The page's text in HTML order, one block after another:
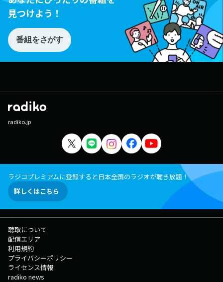
見つけよう！
番組をさがす
radiko.jp
ラジコプレミアムに登録すると日本全国のラジオが聴き放題！
詳しくはこちら
聴取について
配信エリア
利用規約
プライバシーポリシー
ライセンス情報
radiko news